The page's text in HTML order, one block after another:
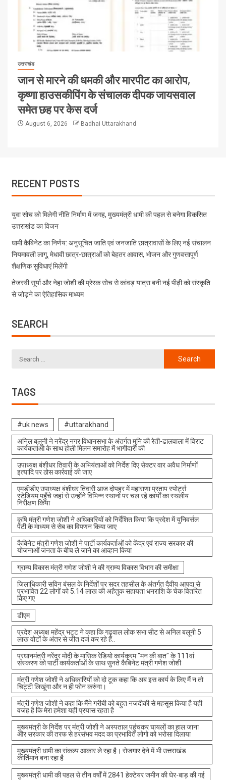
उत्तराखंड
जान से मारने की धमकी और मारपीट का आरोप,
कृष्णा हाउसकीपिंग के संचालक दीपक जायसवाल
समेत छह पर केस दर्ज
August 6, 2026 Badhai Uttarakhand
RECENT POSTS
युवा सोच को मिलेगी नीति निर्माण में जगह, मुख्यमंत्री धामी की पहल से बनेगा विकसित
उत्तराखंड का विजन
धामी कैबिनेट का निर्णय: अनुसूचित जाति एवं जनजाति छात्रावासों के लिए नई संचालन
नियमावली लागू, मेधावी छात्र-छात्राओं को बेहतर आवास, भोजन और गुणवत्तापूर्ण
शैक्षणिक सुविधाएं मिलेंगी
तेजस्वी सूर्या और नेहा जोशी की प्रेरक सोच से कांवड़ यात्रा बनी नई पीढ़ी को संस्कृति
से जोड़ने का ऐतिहासिक माध्यम
SEARCH
TAGS
#uk news #uttarakhand
अनिल बलूनी ने नरेंद्र नगर विधानसभा के अंतर्गत मुनि की रेती-ढालवाला में विराट
कार्यकर्ताओ के साथ होली मिलन समारोह में भागीदारी की
उपाध्यक्ष बंशीधर तिवारी के अभियंताओं को निर्देश दिए सेक्टर वार अवैध निर्माणों
इत्यादि पर ठोस कार्रवाई की जाए
एमडीडीए उपाध्यक्ष बंशीधर तिवारी आज दोपहर में महाराणा प्रताप स्पोर्ट्स
स्टेडियम पहुँचे जहां से उन्होंने विभिन्न स्थानों पर चल रहे कार्यों का स्थलीय
निरीक्षण किया
कृषि मंत्री गणेश जोशी ने अधिकारियों को निर्देशित किया कि प्रदेश में युनिवर्सल
पेटी के माध्यम से सेब का विपणन किया जाए
कैबिनेट मंत्री गणेश जोशी ने पार्टी कार्यकर्ताओं को केंद्र एवं राज्य सरकार की
योजनाओं जनता के बीच ले जाने का आव्हान किया
ग्राम्य विकास मंत्री गणेश जोशी ने की ग्राम्य विकास विभाग की समीक्षा
जिलाधिकारी सविन बंसल के निर्देशों पर सदर तहसील के अंतर्गत दैवीय आपदा से
प्रभावित 22 लोगों को 5.14 लाख की अहैतुक सहायता धनराशि के चेक वितरित
किए गए
डीएम
प्रदेश अध्यक्ष महेंद्र भट्ट ने कहा कि गढ़वाल लोक सभा सीट से अनिल बलूनी 5
लाख वोटों के अंतर से जीत दर्ज कर रहे हैं..
प्रधानमंत्री नरेंद्र मोदी के मासिक रेडियो कार्यक्रम "मन की बात" के 111वां
संस्करण को पार्टी कार्यकर्ताओं के साथ सुनते कैबिनेट मंत्री गणेश जोशी
मंत्री गणेश जोशी ने अधिकारियों को दो टूक कहा कि अब इस कार्य के लिए मैं न तो
चिट्टी लिखूंगा और न ही फोन करुंगा।
मंत्री गणेश जोशी ने कहा कि मैंने गरीबी को बहुत नजदीकी से महसूस किया है यही
वजह है कि मेरा हमेशा यही प्रयास रहता है
मुख्यमंत्री के निर्देश पर मंत्री जोशी ने अस्पताल पहुंचकर घायलों का हाल जाना
और सरकार की तरफ से हरसंभव मदद का प्रभावित लोगो को भरोसा दिलाया
मुख्यमंत्री धामी का संकल्प आकार ले रहा है। रोजगार देने में भी उत्तराखंड
कीर्तिमान बना रहा है
मुख्यमंत्री धामी की पहल से तीन वर्षों में 2841 हेक्टेयर जमीन की घेर-बाड़ की गई